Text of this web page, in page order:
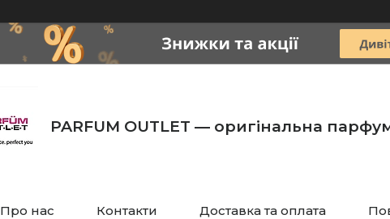
PARFUM OUTLET — оригінальна
Про нас Контакти Доставка та оплата